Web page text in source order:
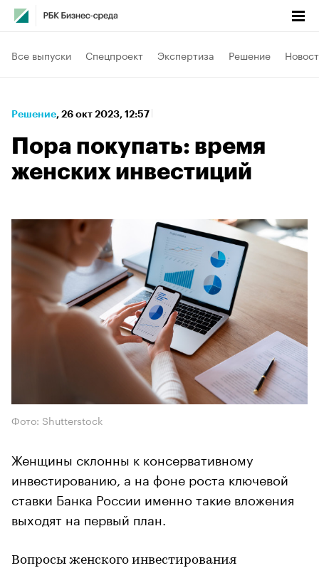
Все выпуски Спецпроект Экспертиза Решение
Решение⁠, 26 окт 2023, 12:57
Пора покупать: время
женских инвестиций
Фото: Shutterstock
Женщины склонны к консервативному
инвестированию, а на фоне роста ключевой
ставки Банка России именно такие вложения
выходят на первый план.
Вопросы женского инвестирования